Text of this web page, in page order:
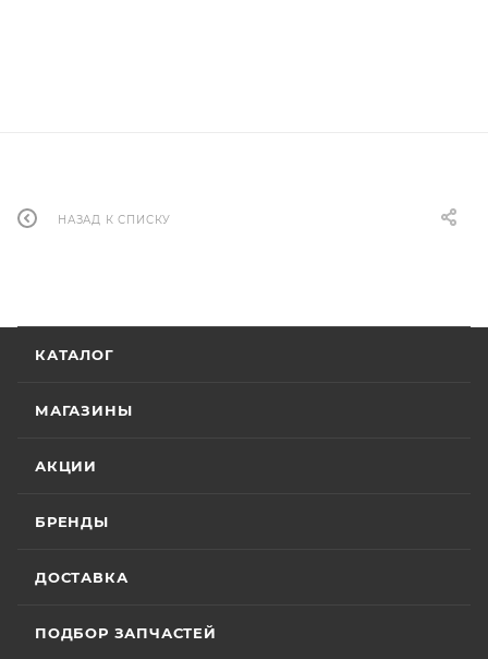
НАЗАД К СПИСКУ
КАТАЛОГ
МАГАЗИНЫ
АКЦИИ
БРЕНДЫ
ДОСТАВКА
ПОДБОР ЗАПЧАСТЕЙ